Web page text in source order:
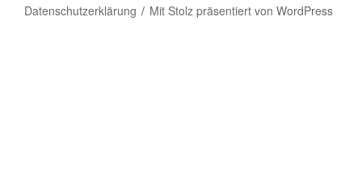
Datenschutzerklärung Mit Stolz präsentiert von WordPress